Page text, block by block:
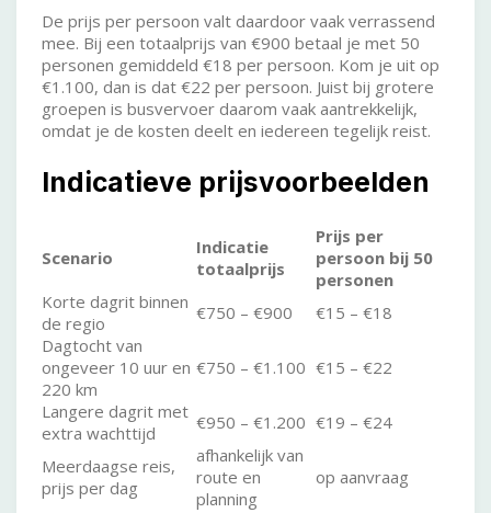
De prijs per persoon valt daardoor vaak verrassend
mee. Bij een totaalprijs van €900 betaal je met 50
personen gemiddeld €18 per persoon. Kom je uit op
€1.100, dan is dat €22 per persoon. Juist bij grotere
groepen is busvervoer daarom vaak aantrekkelijk,
omdat je de kosten deelt en iedereen tegelijk reist.
Indicatieve prijsvoorbeelden
Scenario
Indicatie
totaalprijs
Prijs per
persoon bij 50
personen
Korte dagrit binnen
de regio
€750 – €900
€15 – €18
Dagtocht van
ongeveer 10 uur en
220 km
€750 – €1.100 €15 – €22
Langere dagrit met
extra wachttijd
€950 – €1.200 €19 – €24
Meerdaagse reis,
prijs per dag
afhankelijk van
route en
planning
op aanvraag